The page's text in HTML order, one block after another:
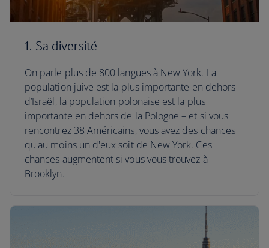
1. Sa diversité
On parle plus de 800 langues à New York. La
population juive est la plus importante en dehors
d’Israël, la population polonaise est la plus
importante en dehors de la Pologne – et si vous
rencontrez 38 Américains, vous avez des chances
qu'au moins un d'eux soit de New York. Ces
chances augmentent si vous vous trouvez à
Brooklyn.